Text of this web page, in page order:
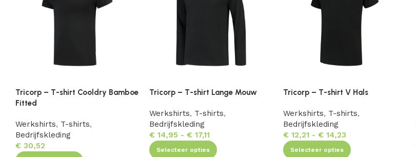
Tricorp – T-shirt Cooldry Bamboe
Fitted
Werkshirts, T-shirts,
Bedrijfskleding
€ 30,52
Tricorp – T-shirt Lange Mouw
Werkshirts, T-shirts,
Bedrijfskleding
€14,95 - €17,11
Selecteer opties
Tricorp – T-shirt V Hals
Werkshirts, T-shirts,
Bedrijfskleding
€12,21 - €14,23
Selecteer opties